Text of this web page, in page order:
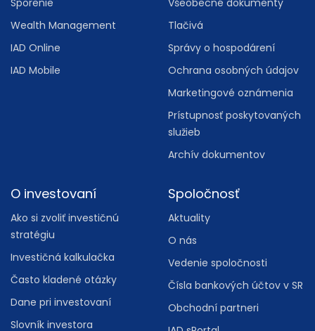
Sporenie
Wealth Management
IAD Online
IAD Mobile
Všeobecné dokumenty
Tlačivá
Správy o hospodárení
Ochrana osobných údajov
Marketingové oznámenia
Prístupnosť poskytovaných
služieb
Archív dokumentov
O investovaní
Ako si zvoliť investičnú
stratégiu
Investičná kalkulačka
Často kladené otázky
Dane pri investovaní
Slovník investora
Spoločnosť
Aktuality
O nás
Vedenie spoločnosti
Čísla bankových účtov v SR
Obchodní partneri